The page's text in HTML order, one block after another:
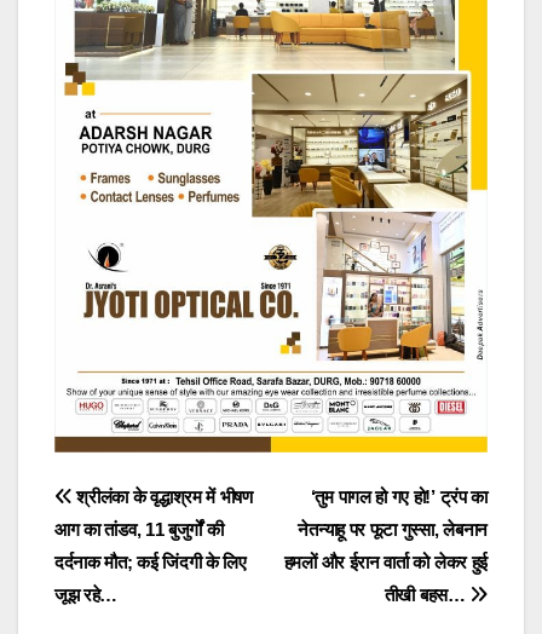
Post
navigation
‘तुम पागल हो गए हो!’ ट्रंप का
नेतन्याहू पर फूटा गुस्सा, लेबनान
हमलों और ईरान वार्ता को लेकर हुई
तीखी बहस…
श्रीलंका के वृद्धाश्रम में भीषण
आग का तांडव, 11 बुजुर्गों की
दर्दनाक मौत; कई जिंदगी के लिए
जूझ रहे…